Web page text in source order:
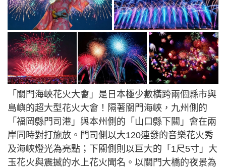
「關門海峽花火大會」是日本極少數橫跨兩個縣市與
島嶼的超大型花火大會！隔著關門海峽，九州側的
「福岡縣門司港」與本州側的「山口縣下關」會在兩
岸同時對打施放。門司側以大120連發的音樂花火秀
及海峽燈光為亮點；下關側則以巨大的「1尺5寸」大
玉花火與震撼的水上花火聞名。以關門大橋的夜景為